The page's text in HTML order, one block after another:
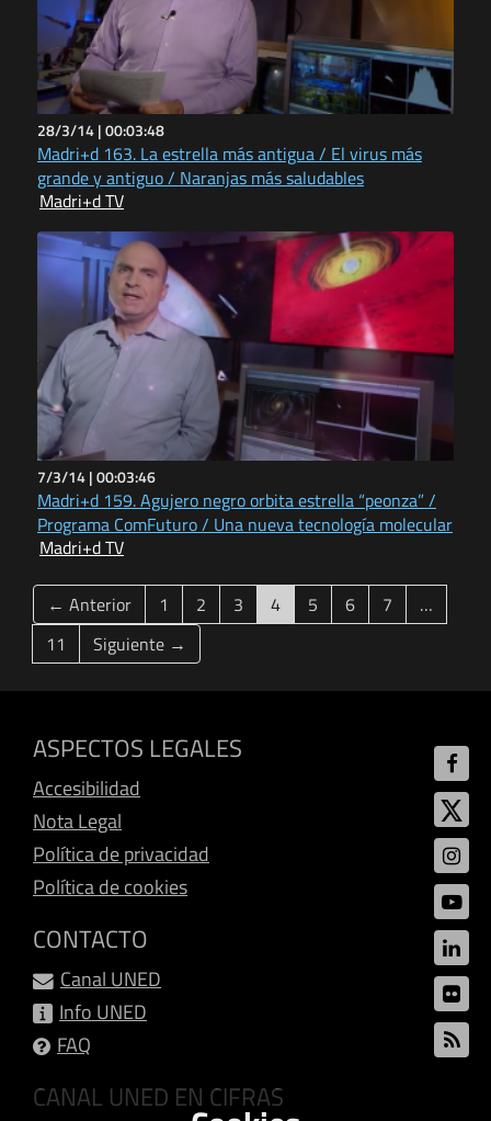
28/3/14 |00:03:48
Madri+d 163. La estrella más antigua / El virus más
grande y antiguo / Naranjas más saludables
Madri+d TV
7/3/14 |00:03:46
Madri+d 159. Agujero negro orbita estrella “peonza” /
Programa ComFuturo / Una nueva tecnología molecular
Madri+d TV
← Anterior 1 2 3 4(current)
5 6 7
…
11
Siguiente →
ASPECTOS LEGALES
Accesibilidad
Nota Legal
Política de privacidad
Política de cookies
CONTACTO
Canal UNED
Info UNED
FAQ
CANAL UNED EN CIFRAS